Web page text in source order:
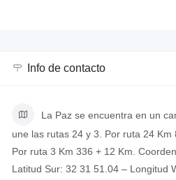
Info de contacto
La Paz se encuentra en un
une las rutas 24 y 3. Por ruta 24 Km
Por ruta 3 Km 336 + 12 Km.
Latitud Sur: 32 31 51.04 – Longitud